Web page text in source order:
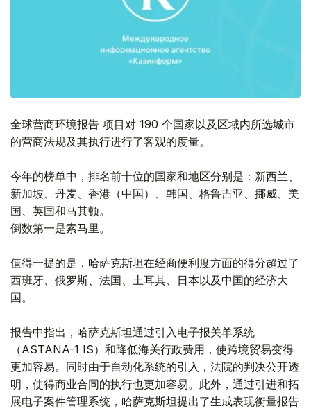
全球营商环境报告 项目对 190 个国家以及区域内所选城市
的营商法规及其执行进行了客观的度量。
今年的榜单中，排名前十位的国家和地区分别是：新西兰、
新加坡、丹麦、香港（中国）、韩国、格鲁吉亚、挪威、美
国、英国和马其顿。
倒数第一是索马里。
值得一提的是，哈萨克斯坦在经商便利度方面的得分超过了
西班牙、俄罗斯、法国、土耳其、日本以及中国的经济大
国。
报告中指出，哈萨克斯坦通过引入电子报关单系统
（ASTANA-1 IS）和降低海关行政费用，使跨境贸易变得
更加容易。同时由于自动化系统的引入，法院的判决公开透
明，使得商业合同的执行也更加容易。此外，通过引进和拓
展电子案件管理系统，哈萨克斯坦提出了生成表现衡量报告